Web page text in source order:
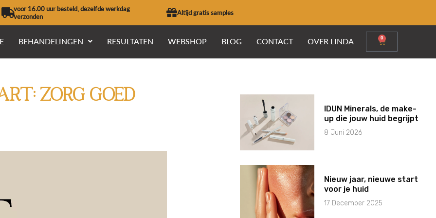
voor 16.00 uur besteld, dezelfde werkdag
verzonden
Altijd gratis samples
BEHANDELINGEN RESULTATEN WEBSHOP BLOG CONTACT OVER LINDA 0
Zorg goed
IDUN Minerals, de make-
up die jouw huid begrijpt
8 Juni 2026
Nieuw jaar, nieuwe start
voor je huid
17 December 2025